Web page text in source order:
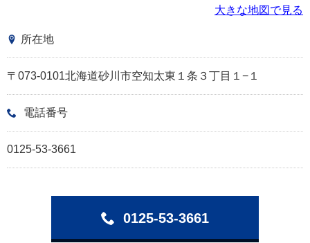
大きな地図で見る
所在地
〒073-0101北海道砂川市空知太東１条３丁目１−１
電話番号
0125-53-3661
0125-53-3661